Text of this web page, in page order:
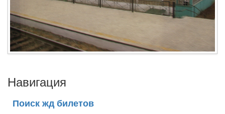
Навигация
Поиск жд билетов